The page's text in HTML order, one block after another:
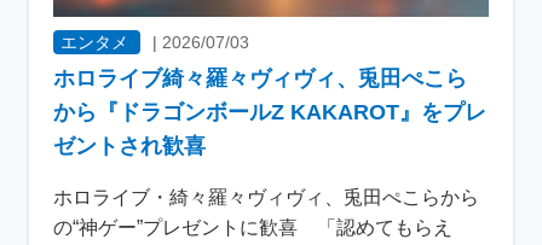
エンタメ | 2026/07/03
ホロライブ綺々羅々ヴィヴィ、兎田ぺこら
から『ドラゴンボールZ KAKAROT』をプレ
ゼントされ歓喜
ホロライブ・綺々羅々ヴィヴィ、兎田ぺこらから
の“神ゲー”プレゼントに歓喜 「認めてもらえ